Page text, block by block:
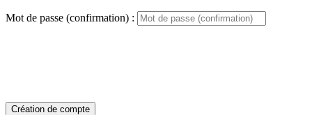
Mot de passe (confirmation) :
Création de compte